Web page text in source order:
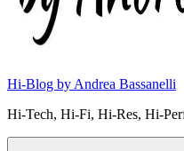
Hi-Blog by Andrea Bassanelli
Hi-Tech, Hi-Fi, Hi-Res, Hi-